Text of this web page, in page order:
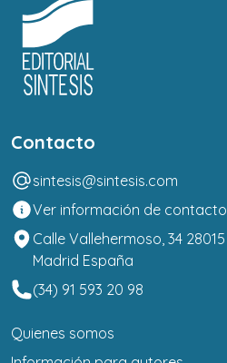
Contacto
sintesis@sintesis.com
Ver información de contacto
Calle Vallehermoso, 34 28015
Madrid España
(34) 91 593 20 98
Quienes somos